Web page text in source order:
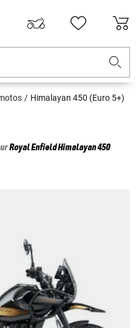
Himalayan 450 (Euro 5+)
Royal EnfieldHimalayan 450